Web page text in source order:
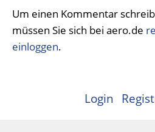
Um einen Kommentar
müssen Sie sich bei aero.de
einloggen.
Login